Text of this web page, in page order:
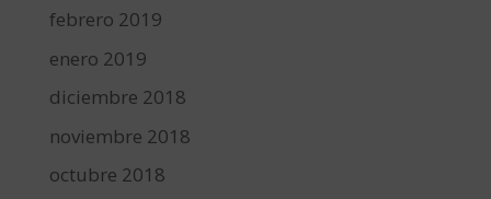
febrero 2019
enero 2019
diciembre 2018
noviembre 2018
octubre 2018